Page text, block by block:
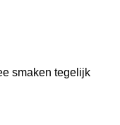
smaken tegelijk